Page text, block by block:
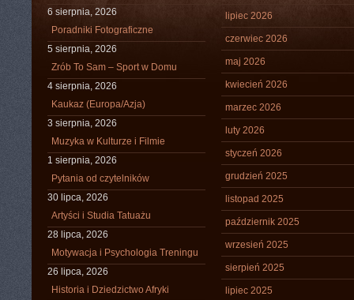
6 sierpnia, 2026
Poradniki Fotograficzne
5 sierpnia, 2026
Zrób To Sam – Sport w Domu
4 sierpnia, 2026
Kaukaz (Europa/Azja)
3 sierpnia, 2026
Muzyka w Kulturze i Filmie
1 sierpnia, 2026
Pytania od czytelników
30 lipca, 2026
Artyści i Studia Tatuażu
28 lipca, 2026
Motywacja i Psychologia Treningu
26 lipca, 2026
Historia i Dziedzictwo Afryki
lipiec 2026
czerwiec 2026
maj 2026
kwiecień 2026
marzec 2026
luty 2026
styczeń 2026
grudzień 2025
listopad 2025
październik 2025
wrzesień 2025
sierpień 2025
lipiec 2025